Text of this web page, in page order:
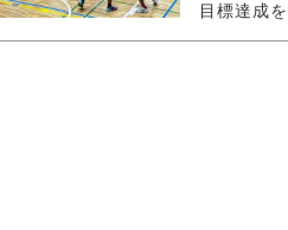
目標達成